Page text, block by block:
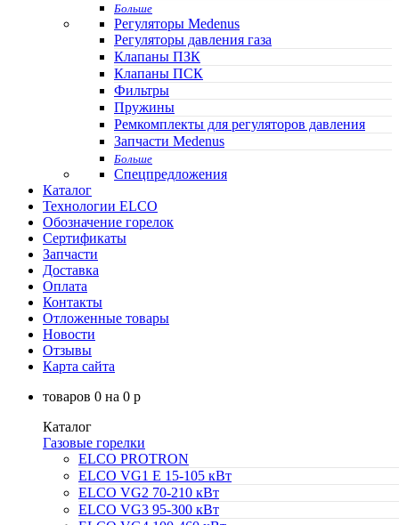
Больше
Регуляторы Medenus
Регуляторы давления газа
Клапаны ПЗК
Клапаны ПСК
Фильтры
Пружины
Ремкомплекты для регуляторов давления
Запчасти Medenus
Больше
Спецпредложения
Каталог
Технологии ELCO
Обозначение горелок
Сертификаты
Запчасти
Доставка
Оплата
Контакты
Отложенные товары
Новости
Отзывы
Карта сайта
товаров 0 на 0 p
Каталог
Газовые горелки
ELCO PROTRON
ELCO VG1 E 15-105 кВт
ELCO VG2 70-210 кВт
ELCO VG3 95-300 кВт